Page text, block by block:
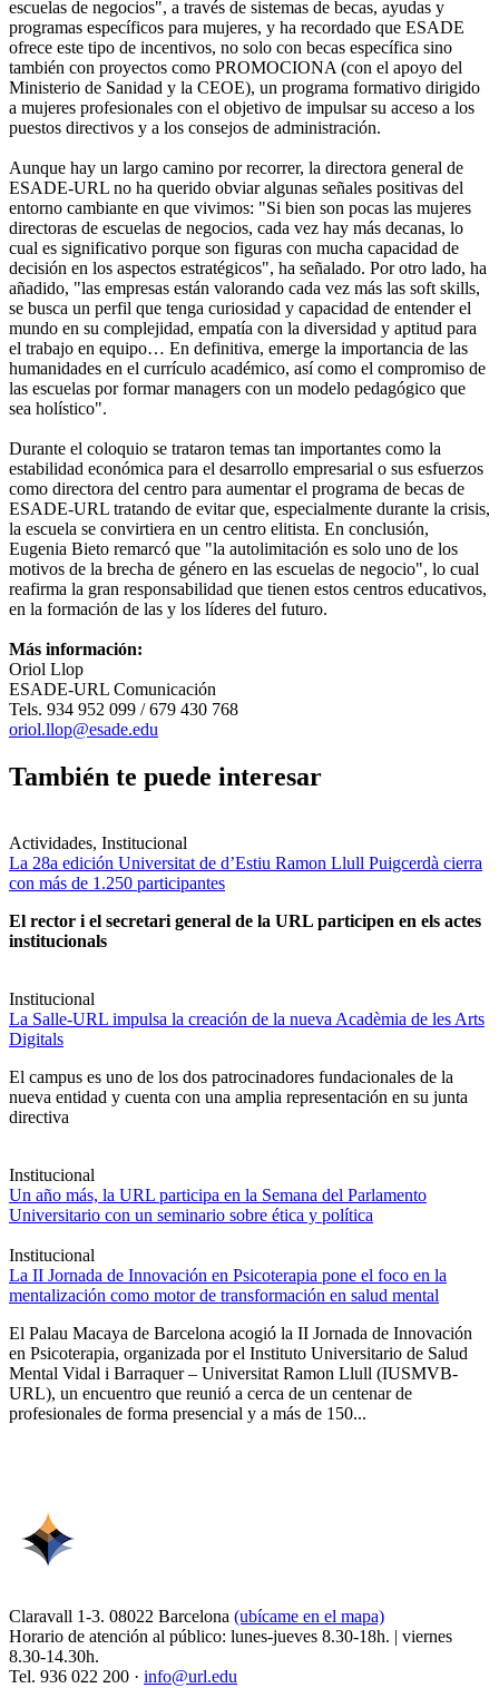
escuelas de negocios", a través de sistemas de becas, ayudas y
programas específicos para mujeres, y ha recordado que ESADE
ofrece este tipo de incentivos, no solo con becas específica sino
también con proyectos como PROMOCIONA (con el apoyo del
Ministerio de Sanidad y la CEOE), un programa formativo dirigido
a mujeres profesionales con el objetivo de impulsar su acceso a los
puestos directivos y a los consejos de administración.
Aunque hay un largo camino por recorrer, la directora general de
ESADE-URL no ha querido obviar algunas señales positivas del
entorno cambiante en que vivimos: "Si bien son pocas las mujeres
directoras de escuelas de negocios, cada vez hay más decanas, lo
cual es significativo porque son figuras con mucha capacidad de
decisión en los aspectos estratégicos", ha señalado. Por otro lado, ha
añadido, "las empresas están valorando cada vez más las soft skills,
se busca un perfil que tenga curiosidad y capacidad de entender el
mundo en su complejidad, empatía con la diversidad y aptitud para
el trabajo en equipo… En definitiva, emerge la importancia de las
humanidades en el currículo académico, así como el compromiso de
las escuelas por formar managers con un modelo pedagógico que
sea holístico".
Durante el coloquio se trataron temas tan importantes como la
estabilidad económica para el desarrollo empresarial o sus esfuerzos
como directora del centro para aumentar el programa de becas de
ESADE-URL tratando de evitar que, especialmente durante la crisis,
la escuela se convirtiera en un centro elitista. En conclusión,
Eugenia Bieto remarcó que "la autolimitación es solo uno de los
motivos de la brecha de género en las escuelas de negocio", lo cual
reafirma la gran responsabilidad que tienen estos centros educativos,
en la formación de las y los líderes del futuro.
Más información:
Oriol Llop
ESADE-URL Comunicación
Tels. 934 952 099 / 679 430 768
oriol.llop@esade.edu
También te puede interesar
Actividades, Institucional
La 28a edición Universitat de d’Estiu Ramon Llull Puigcerdà cierra
con más de 1.250 participantes
El rector i el secretari general de la URL participen en els actes
institucionals
Institucional
La Salle-URL impulsa la creación de la nueva Acadèmia de les Arts
Digitals
El campus es uno de los dos patrocinadores fundacionales de la
nueva entidad y cuenta con una amplia representación en su junta
directiva
Institucional
Un año más, la URL participa en la Semana del Parlamento
Universitario con un seminario sobre ética y política
Institucional
La II Jornada de Innovación en Psicoterapia pone el foco en la
mentalización como motor de transformación en salud mental
El Palau Macaya de Barcelona acogió la II Jornada de Innovación
en Psicoterapia, organizada por el Instituto Universitario de Salud
Mental Vidal i Barraquer – Universitat Ramon Llull (IUSMVB-
URL), un encuentro que reunió a cerca de un centenar de
profesionales de forma presencial y a más de 150...
Claravall 1-3. 08022 Barcelona (ubícame en el mapa)
Horario de atención al público: lunes-jueves 8.30-18h. | viernes
8.30-14.30h.
Tel. 936 022 200 · info@url.edu